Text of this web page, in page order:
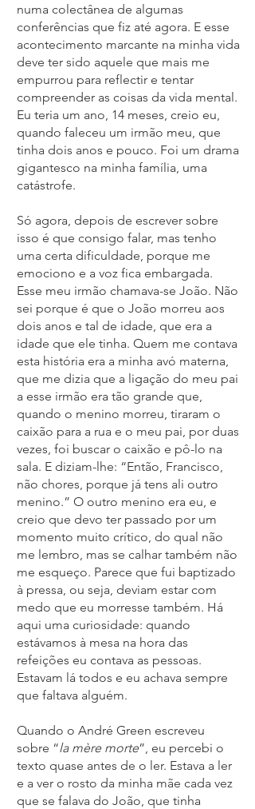
numa colectânea de algumas
conferências que fiz até agora. E esse
acontecimento marcante na minha vida
deve ter sido aquele que mais me
empurrou para reflectir e tentar
compreender as coisas da vida mental.
Eu teria um ano, 14 meses, creio eu,
quando faleceu um irmão meu, que
tinha dois anos e pouco. Foi um drama
gigantesco na minha família, uma
catástrofe.
Só agora, depois de escrever sobre
isso é que consigo falar, mas tenho
uma certa dificuldade, porque me
emociono e a voz fica embargada.
Esse meu irmão chamava-se João. Não
sei porque é que o João morreu aos
dois anos e tal de idade, que era a
idade que ele tinha. Quem me contava
esta história era a minha avó materna,
que me dizia que a ligação do meu pai
a esse irmão era tão grande que,
quando o menino morreu, tiraram o
caixão para a rua e o meu pai, por duas
vezes, foi buscar o caixão e pô-lo na
sala. E diziam-lhe: “Então, Francisco,
não chores, porque já tens ali outro
menino.” O outro menino era eu, e
creio que devo ter passado por um
momento muito crítico, do qual não
me lembro, mas se calhar também não
me esqueço. Parece que fui baptizado
à pressa, ou seja, deviam estar com
medo que eu morresse também. Há
aqui uma curiosidade: quando
estávamos à mesa na hora das
refeições eu contava as pessoas.
Estavam lá todos e eu achava sempre
que faltava alguém.
Quando o André Green escreveu
sobre “la mère morte”, eu percebi o
texto quase antes de o ler. Estava a ler
e a ver o rosto da minha mãe cada vez
que se falava do João, que tinha